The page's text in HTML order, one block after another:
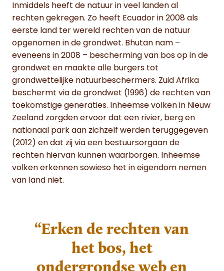
Inmiddels heeft de natuur in veel landen al
rechten gekregen. Zo heeft Ecuador in 2008 als
eerste land ter wereld rechten van de natuur
opgenomen in de grondwet. Bhutan nam –
eveneens in 2008 – bescherming van bos op in de
grondwet en maakte alle burgers tot
grondwettelijke natuurbeschermers. Zuid Afrika
beschermt via de grondwet (1996) de rechten van
toekomstige generaties. Inheemse volken in Nieuw
Zeeland zorgden ervoor dat een rivier, berg en
nationaal park aan zichzelf werden teruggegeven
(2012) en dat zij via een bestuursorgaan de
rechten hiervan kunnen waarborgen. Inheemse
volken erkennen sowieso het in eigendom nemen
van land niet.
“Erken de rechten van
het bos, het
ondergrondse web en